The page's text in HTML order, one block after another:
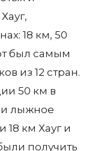
18 км, 50
был самым
из 12 стран.
50 км в
лыжное
18 км Хауг и
получить